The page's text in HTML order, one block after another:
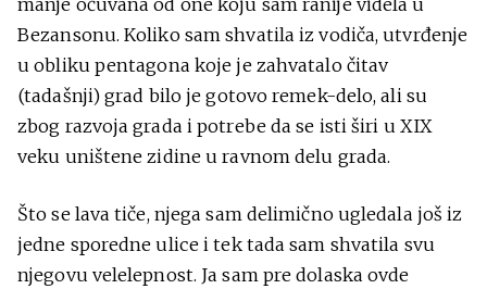
Bezansonu. Koliko sam shvatila iz vodiča, utvrđenje
u obliku pentagona koje je zahvatalo čitav
(tadašnji) grad bilo je gotovo remek-delo, ali su
zbog razvoja grada i potrebe da se isti širi u XIX
veku uništene zidine u ravnom delu grada.
Što se lava tiče, njega sam delimično ugledala još iz
jedne sporedne ulice i tek tada sam shvatila svu
njegovu velelepnost. Ja sam pre dolaska ovde